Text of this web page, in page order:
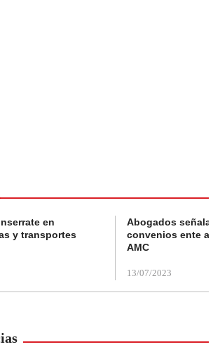
en
y transportes
Abogados
convenios ente
AMC
13/07/2023